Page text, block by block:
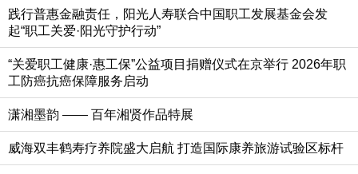
践行普惠金融责任，阳光人寿联合中国职工发展基金会发
起“职工关爱·阳光守护行动”
“关爱职工健康·惠工保”公益项目捐赠仪式在京举行 2026年职
工防癌抗癌保障服务启动
潇湘墨韵 —— 百年湘贤作品特展
威海双丰鹤寿疗养院盛大启航 打造国际康养旅游试验区标杆